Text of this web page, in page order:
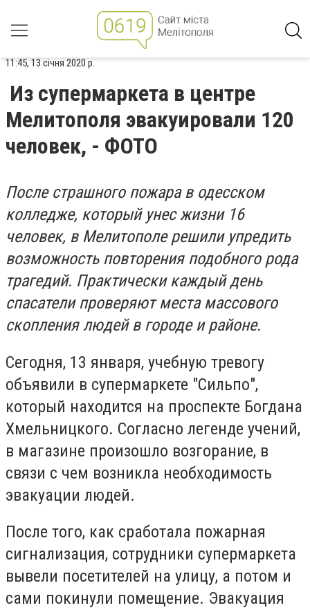
11:45, 13 січня 2020 р.
Из супермаркета в центре
Мелитополя эвакуировали 120
человек, - ФОТО
После страшного пожара в одесском
колледже, который унес жизни 16
человек, в Мелитополе решили упредить
возможность повторения подобного рода
трагедий. Практически каждый день
спасатели проверяют места массового
скопления людей в городе и районе.
Сегодня, 13 января, учебную тревогу
объявили в супермаркете "Сильпо",
который находится на проспекте Богдана
Хмельницкого. Согласно легенде учений,
в магазине произошло возгорание, в
связи с чем возникла необходимость
эвакуации людей.
После того, как сработала пожарная
сигнализация, сотрудники супермаркета
вывели посетителей на улицу, а потом и
сами покинули помещение. Эвакуация